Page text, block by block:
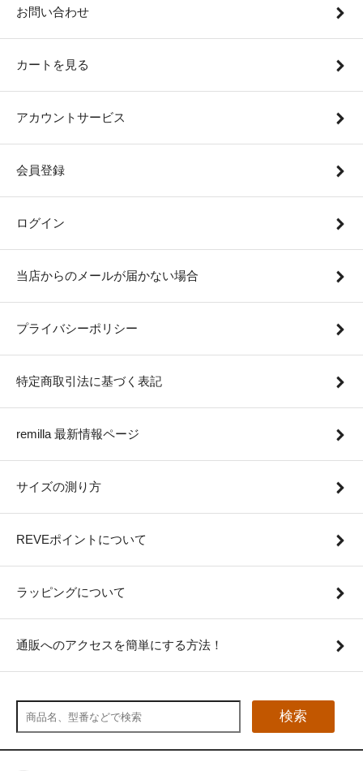
お問い合わせ
カートを見る
アカウントサービス
会員登録
ログイン
当店からのメールが届かない場合
プライバシーポリシー
特定商取引法に基づく表記
remilla 最新情報ページ
サイズの測り方
REVEポイントについて
ラッピングについて
通販へのアクセスを簡単にする方法！
検索